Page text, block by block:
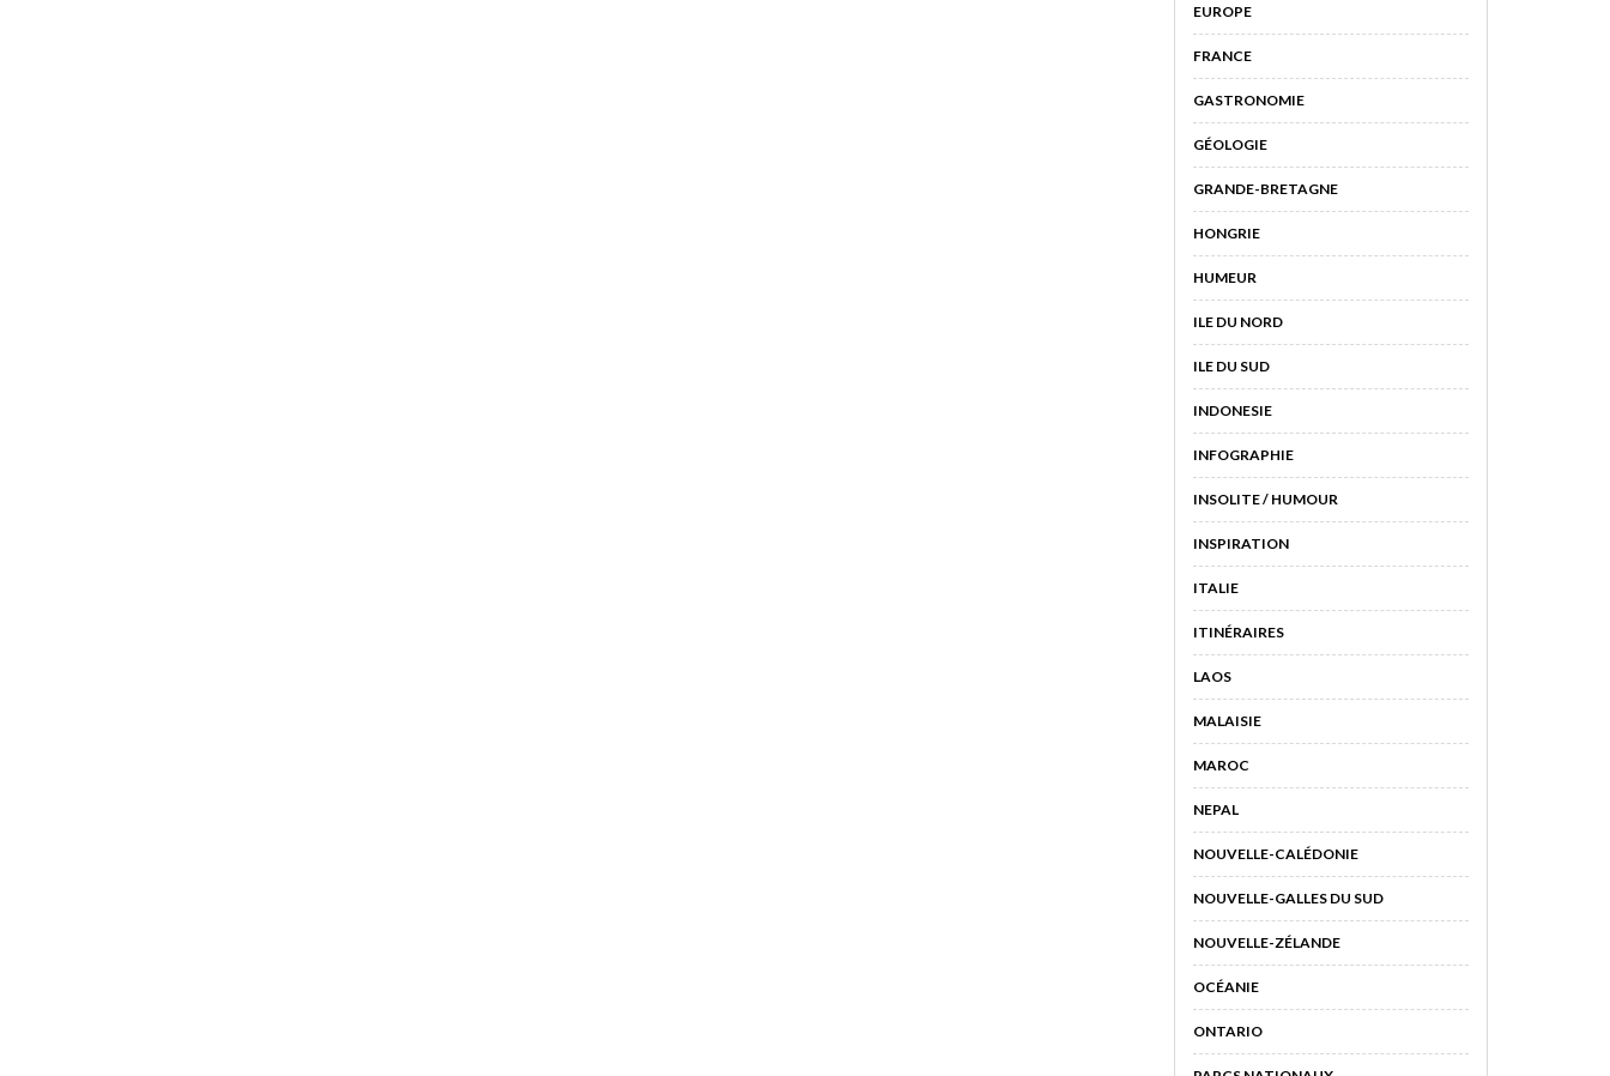
EUROPE
FRANCE
GASTRONOMIE
GÉOLOGIE
GRANDE-BRETAGNE
HONGRIE
HUMEUR
ILE DU NORD
ILE DU SUD
INDONESIE
INFOGRAPHIE
INSOLITE / HUMOUR
INSPIRATION
ITALIE
ITINÉRAIRES
LAOS
MALAISIE
MAROC
NEPAL
NOUVELLE-CALÉDONIE
NOUVELLE-GALLES DU SUD
NOUVELLE-ZÉLANDE
OCÉANIE
ONTARIO